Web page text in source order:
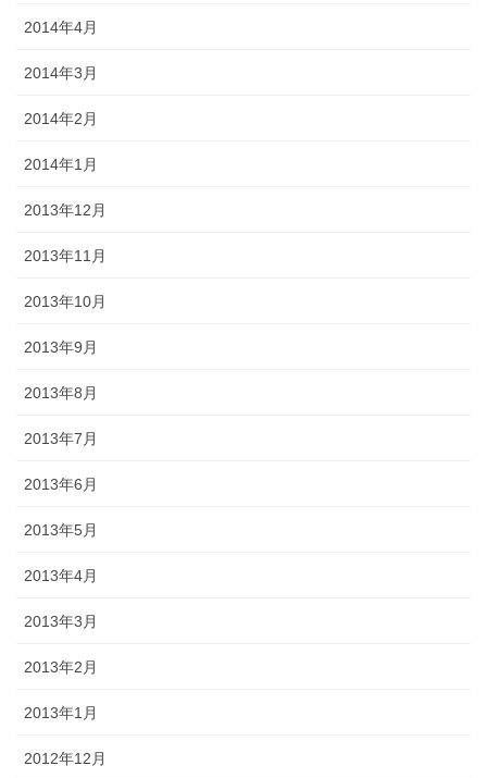
2014年4月
2014年3月
2014年2月
2014年1月
2013年12月
2013年11月
2013年10月
2013年9月
2013年8月
2013年7月
2013年6月
2013年5月
2013年4月
2013年3月
2013年2月
2013年1月
2012年12月